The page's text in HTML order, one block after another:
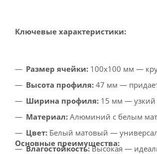
Ключевые характеристики:
Размер ячейки: 100x100 мм —
Высота профиля: 47 мм — придает
Ширина профиля: 15 мм — узкий
Материал: Алюминий с белым
Цвет: Белый матовый —
Влагостойкость:Высокая —
Основные преимущества: